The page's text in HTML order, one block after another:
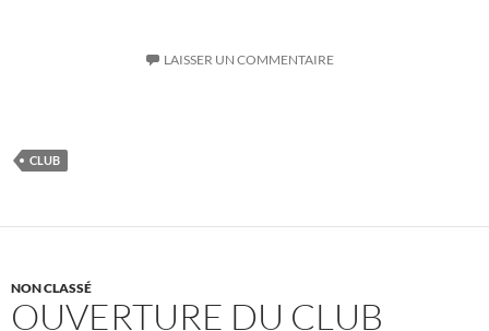
LAISSER UN COMMENTAIRE
CLUB
NON CLASSÉ
OUVERTURE DU CLUB